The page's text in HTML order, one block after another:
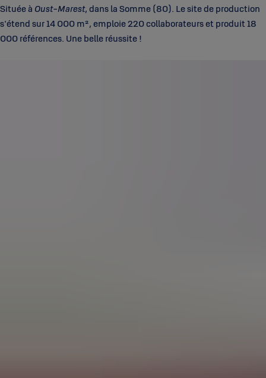
Située à Oust-Marest, dans la Somme (80). Le site de production
s'étend sur 14 000 m², emploie 220 collaborateurs et produit 18
000 références. Une belle réussite !